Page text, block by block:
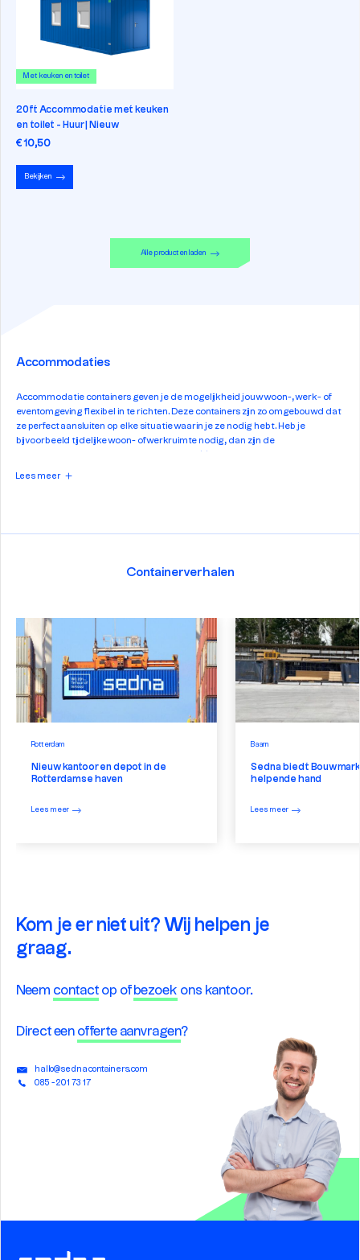
Met keuken en toilet
20ft Accommodatie met keuken
en toilet - Huur | Nieuw
€ 10,50
Bekijken
Alle producten laden
Accommodaties
Accommodatie containers geven je de mogelijkheid jouw woon-, werk- of
eventomgeving flexibel in te richten. Deze containers zijn zo omgebouwd dat
ze perfect aansluiten op elke situatie waarin je ze nodig hebt. Heb je
bijvoorbeeld tijdelijke woon- of werkruimte nodig, dan zijn de
sanitair oplossing tijdens een event, we hebben een ruim assortiment aan
gewenste accommodatie er niet tussen staan, neem contact met ons op, we
bespreken graag de mogelijkheid om je te voorzien van een accommodatie
container op maat.
Lees meer
Containerverhalen
Rotterdam
Nieuw kantoor en depot in de
Rotterdamse haven
Lees meer
Baarn
Sedna biedt
helpende hand
Lees meer
Kom je er niet uit? Wij helpen je
graag.
Neem contact op of bezoek ons kantoor.
Direct een offerte aanvragen?
hallo@sednacontainers.com
085 - 201 73 17